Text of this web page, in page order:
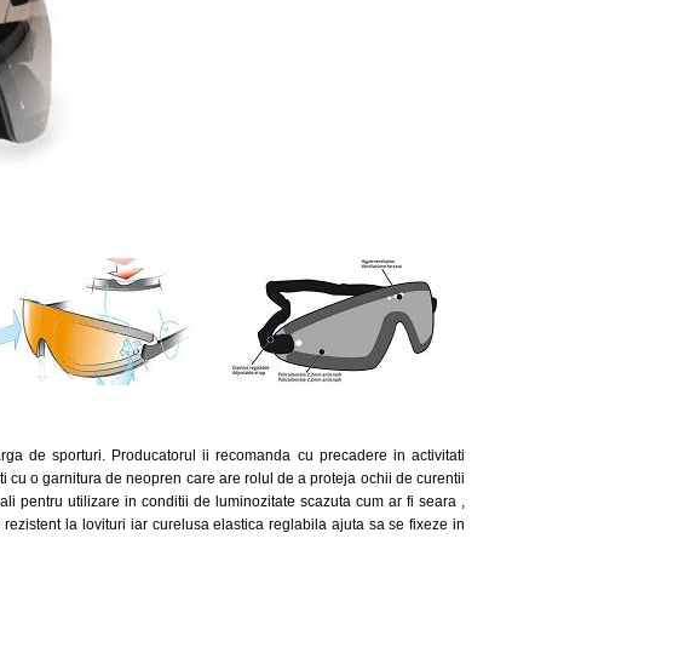
de sporturi. Producatorul ii recomanda cu precadere in activitati
cu o garnitura de neopren care are rolul de a proteja ochii de curentii
pentru utilizare in conditii de luminozitate scazuta cum ar fi seara ,
la lovituri iar curelusa elastica reglabila ajuta sa se fixeze in